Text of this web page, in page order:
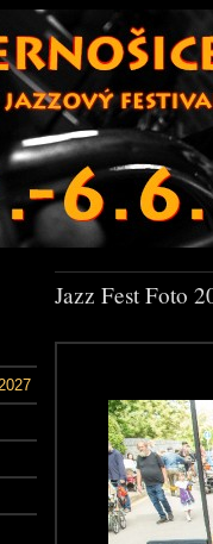
Jazz Fest Foto